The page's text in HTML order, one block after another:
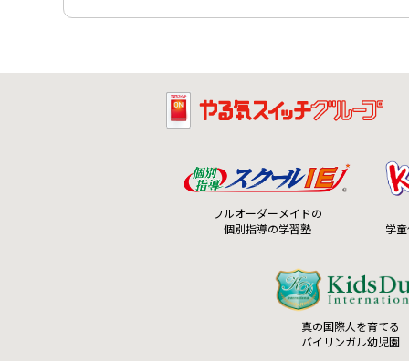
フルオーダーメイドの
個別指導の学習塾
学
真の国際人を育てる
バイリンガル幼児園